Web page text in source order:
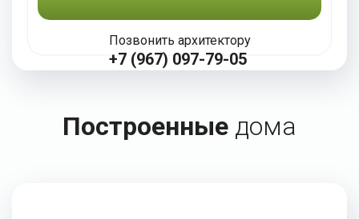
Позвонить архитектору
+7 (967) 097-79-05
Построенные дома